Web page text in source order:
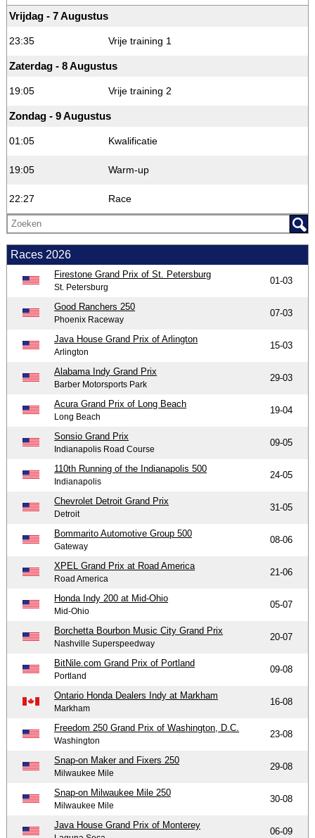
Vrijdag - 7 Augustus
23:35 Vrije training 1
Zaterdag - 8 Augustus
19:05 Vrije training 2
Zondag - 9 Augustus
01:05 Kwalificatie
19:05 Warm-up
22:27 Race
Races 2026
Firestone Grand Prix of St. Petersburg
St. Petersburg
01-03
Good Ranchers 250
Phoenix Raceway
07-03
Java House Grand Prix of Arlington
Arlington
15-03
Alabama Indy Grand Prix
Barber Motorsports Park
29-03
Acura Grand Prix of Long Beach
Long Beach
19-04
Sonsio Grand Prix
Indianapolis Road Course
09-05
110th Running of the Indianapolis 500
Indianapolis
24-05
Chevrolet Detroit Grand Prix
Detroit
31-05
Bommarito Automotive Group 500
Gateway
08-06
XPEL Grand Prix at Road America
Road America
21-06
Honda Indy 200 at Mid-Ohio
Mid-Ohio
05-07
Borchetta Bourbon Music City Grand Prix
Nashville Superspeedway
20-07
BitNile.com Grand Prix of Portland
Portland
09-08
Ontario Honda Dealers Indy at Markham
Markham
16-08
Freedom 250 Grand Prix of Washington, D.C.
Washington
23-08
Snap-on Maker and Fixers 250
Milwaukee Mile
29-08
Snap-on Milwaukee Mile 250
Milwaukee Mile
30-08
Java House Grand Prix of Monterey
06-09